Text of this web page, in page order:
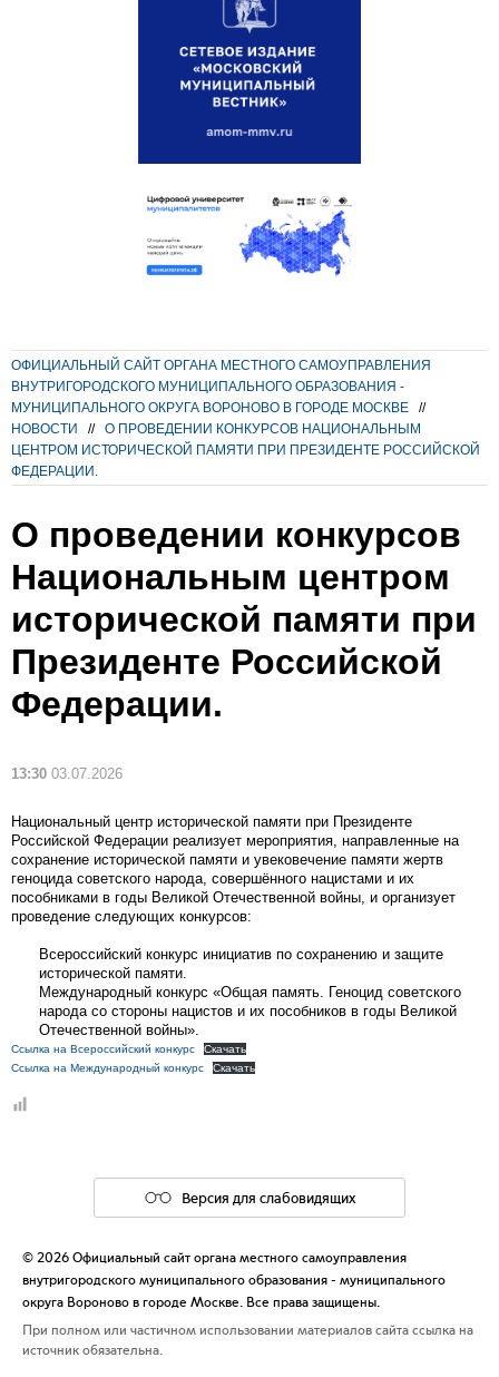
ОФИЦИАЛЬНЫЙ САЙТ ОРГАНА МЕСТНОГО САМОУПРАВЛЕНИЯ
ВНУТРИГОРОДСКОГО МУНИЦИПАЛЬНОГО ОБРАЗОВАНИЯ -
МУНИЦИПАЛЬНОГО ОКРУГА ВОРОНОВО В ГОРОДЕ МОСКВЕ
//
НОВОСТИ
//
О ПРОВЕДЕНИИ КОНКУРСОВ НАЦИОНАЛЬНЫМ
ЦЕНТРОМ ИСТОРИЧЕСКОЙ ПАМЯТИ ПРИ ПРЕЗИДЕНТЕ РОССИЙСКОЙ
ФЕДЕРАЦИИ.
О проведении конкурсов
Национальным центром
исторической памяти при
Президенте Российской
Федерации.
13:30 03.07.2026
Национальный центр исторической памяти при Президенте
Российской Федерации реализует мероприятия, направленные на
сохранение исторической памяти и увековечение памяти жертв
геноцида советского народа, совершённого нацистами и их
пособниками в годы Великой Отечественной войны, и организует
проведение следующих конкурсов:
Всероссийский конкурс инициатив по сохранению и защите
исторической памяти.
Международный конкурс «Общая память. Геноцид советского
народа со стороны нацистов и их пособников в годы Великой
Отечественной войны».
Ссылка на Всероссийский конкурс
Скачать
Ссылка на Международный конкурс
Скачать
Версия для слабовидящих
© 2026 Официальный сайт органа местного самоуправления
внутригородского муниципального образования - муниципального
округа Вороново в городе Москве. Все права защищены.
При полном или частичном использовании материалов сайта ссылка на
источник обязательна.